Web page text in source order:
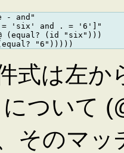
- and"
'six' and . = '6']"
(equal? (id "six")))
式は左か
ついて
そのマ